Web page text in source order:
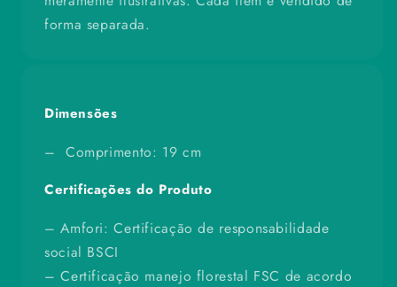
forma separada.
Dimensões
– Comprimento: 19 cm
Certificações do Produto
– Amfori: Certificação de responsabilidade
social BSCI
– Certificação manejo florestal FSC de acordo